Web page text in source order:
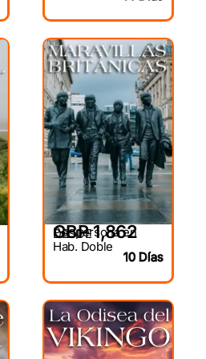
DESDE
GBP 1,862
Por persona en
Hab. Doble
10 Días